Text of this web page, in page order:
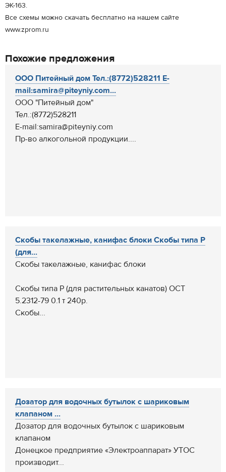
ЭК-163.
Все схемы можно скачать бесплатно на нашем сайте
www.zprom.ru
Похожие предложения
ООО Питейный дом Тел.:(8772)528211 E-
mail:samira@piteyniy.com...
ООО "Питейный дом"
Тел.:(8772)528211
E-mail:samira@piteyniy.com
Пр-во алкогольной продукции....
Скобы такелажные, канифас блоки Скобы типа Р
(для...
Скобы такелажные, канифас блоки
Скобы типа Р (для растительных канатов) ОСТ
5.2312-79 0.1 т 240р.
Скобы...
Дозатор для водочных бутылок с шариковым
клапаном ...
Дозатор для водочных бутылок с шариковым
клапаном
Донецкое предприятие «Электроаппарат» УТОС
производит...